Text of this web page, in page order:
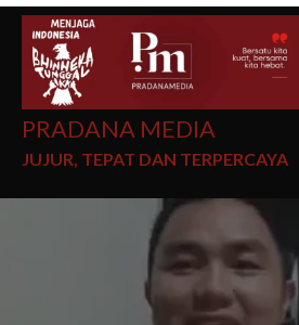
PRADANA MEDIA
JUJUR, TEPAT DAN TERPERCAYA